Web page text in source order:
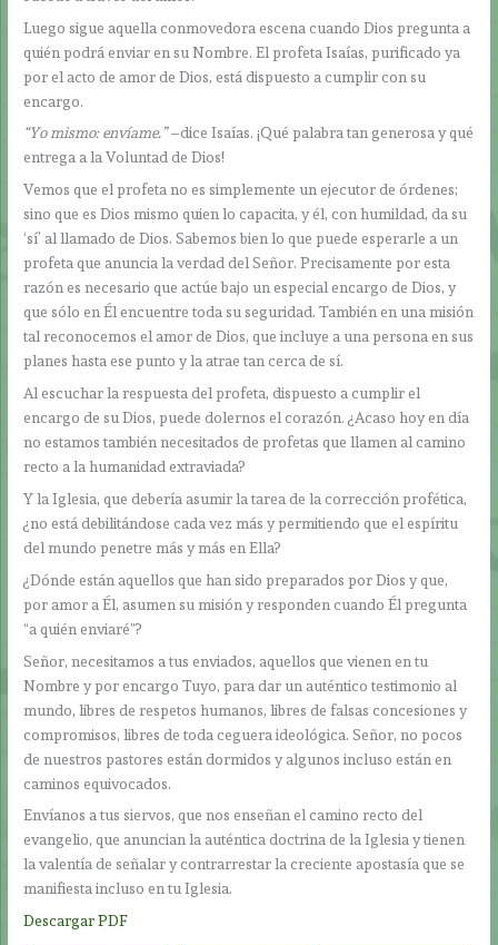
Luego sigue aquella conmovedora escena cuando Dios pregunta a
quién podrá enviar en su Nombre. El profeta Isaías, purificado ya
por el acto de amor de Dios, está dispuesto a cumplir con su
encargo.
“Yo mismo: envíame.”–dice Isaías. ¡Qué palabra tan generosa y qué
entrega a la Voluntad de Dios!
Vemos que el profeta no es simplemente un ejecutor de órdenes;
sino que es Dios mismo quien lo capacita, y él, con humildad, da su
‘sí’ al llamado de Dios. Sabemos bien lo que puede esperarle a un
profeta que anuncia la verdad del Señor. Precisamente por esta
razón es necesario que actúe bajo un especial encargo de Dios, y
que sólo en Él encuentre toda su seguridad. También en una misión
tal reconocemos el amor de Dios, que incluye a una persona en sus
planes hasta ese punto y la atrae tan cerca de sí.
Al escuchar la respuesta del profeta, dispuesto a cumplir el
encargo de su Dios, puede dolernos el corazón. ¿Acaso hoy en día
no estamos también necesitados de profetas que llamen al camino
recto a la humanidad extraviada?
Y la Iglesia, que debería asumir la tarea de la corrección profética,
¿no está debilitándose cada vez más y permitiendo que el espíritu
del mundo penetre más y más en Ella?
¿Dónde están aquellos que han sido preparados por Dios y que,
por amor a Él, asumen su misión y responden cuando Él pregunta
“a quién enviaré”?
Señor, necesitamos a tus enviados, aquellos que vienen en tu
Nombre y por encargo Tuyo, para dar un auténtico testimonio al
mundo, libres de respetos humanos, libres de falsas concesiones y
compromisos, libres de toda ceguera ideológica. Señor, no pocos
de nuestros pastores están dormidos y algunos incluso están en
caminos equivocados.
Envíanos a tus siervos, que nos enseñan el camino recto del
evangelio, que anuncian la auténtica doctrina de la Iglesia y tienen
la valentía de señalar y contrarrestar la creciente apostasía que se
manifiesta incluso en tu Iglesia.
Descargar PDF